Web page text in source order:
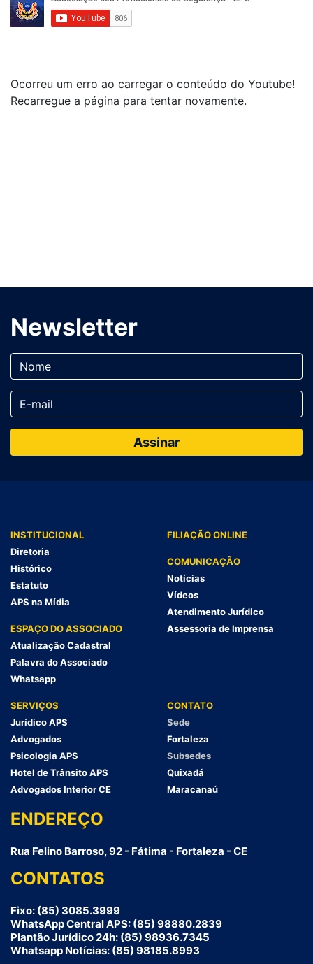
Ocorreu um erro ao carregar o conteúdo do Youtube!
Recarregue a página para tentar novamente.
Newsletter
INSTITUCIONAL
Diretoria
Histórico
Estatuto
APS na Mídia
ESPAÇO DO ASSOCIADO
Atualização Cadastral
Palavra do Associado
Whatsapp
FILIAÇÃO ONLINE
COMUNICAÇÃO
Notícias
Vídeos
Atendimento Jurídico
Assessoria de Imprensa
SERVIÇOS
Jurídico APS
Advogados
Psicologia APS
Hotel de Trânsito APS
Advogados Interior CE
CONTATO
Sede
Fortaleza
Subsedes
Quixadá
Maracanaú
ENDEREÇO
Rua Felino Barroso, 92 - Fátima - Fortaleza - CE
CONTATOS
Fixo: (85) 3085.3999
WhatsApp Central APS: (85) 98880.2839
Plantão Jurídico 24h: (85) 98936.7345
Whatsapp Notícias: (85) 98185.8993